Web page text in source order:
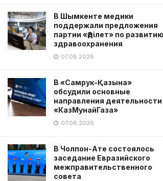
В Шымкенте медики
поддержали предложения
партии «Әділет» по развитию
здравоохранения
07.08.2026
В «Самрук-Қазына»
обсудили основные
направления деятельности
«КазМунайГаза»
07.08.2026
В Чолпон-Ате состоялось
заседание Евразийского
межправительственного
совета